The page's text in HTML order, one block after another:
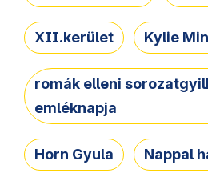
XII.kerület Kylie
romák elleni
emléknapja
Horn Gyula Nappal